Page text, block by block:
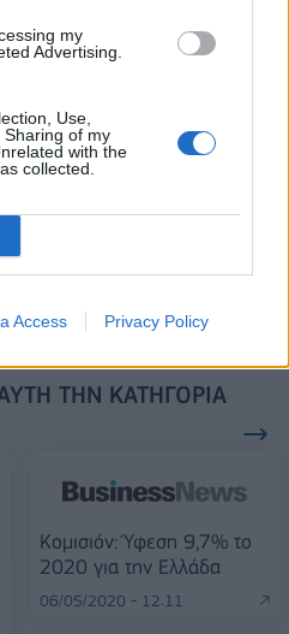
my
Advertising.
Use,
of my
with the
collected.
Access Privacy Policy
στη διεθνή σειρά δεικτών
Θέατρο Επιδαύρου άνοιξε τις
ΤΗΝ ΚΑΤΗΓΟΡΊΑ
Koμισιόν: Ύφεση 9,7% το
2020 για την Ελλάδα
06/05/2020 - 12:11